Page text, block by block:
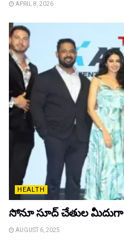
APRIL 8, 2026
HEALTH
సోనూ సూద్ చేతుల మీదుగా
AUGUST 6, 2025